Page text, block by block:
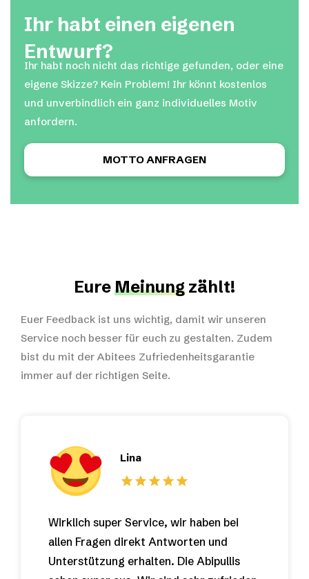
Ihr habt einen eigenen
Entwurf?
Ihr habt noch nicht das richtige gefunden, oder eine
eigene Skizze? Kein Problem! Ihr könnt kostenlos
und unverbindlich ein ganz individuelles Motiv
anfordern.
MOTTO ANFRAGEN
EureMeinung zählt!
Euer Feedback ist uns wichtig, damit wir unseren
Service noch besser für euch zu gestalten. Zudem
bist du mit der Abitees Zufriedenheitsgarantie
immer auf der richtigen Seite.
Lina
Wirklich super Service, wir haben bei
allen Fragen direkt Antworten und
Unterstützung erhalten. Die Abipullis